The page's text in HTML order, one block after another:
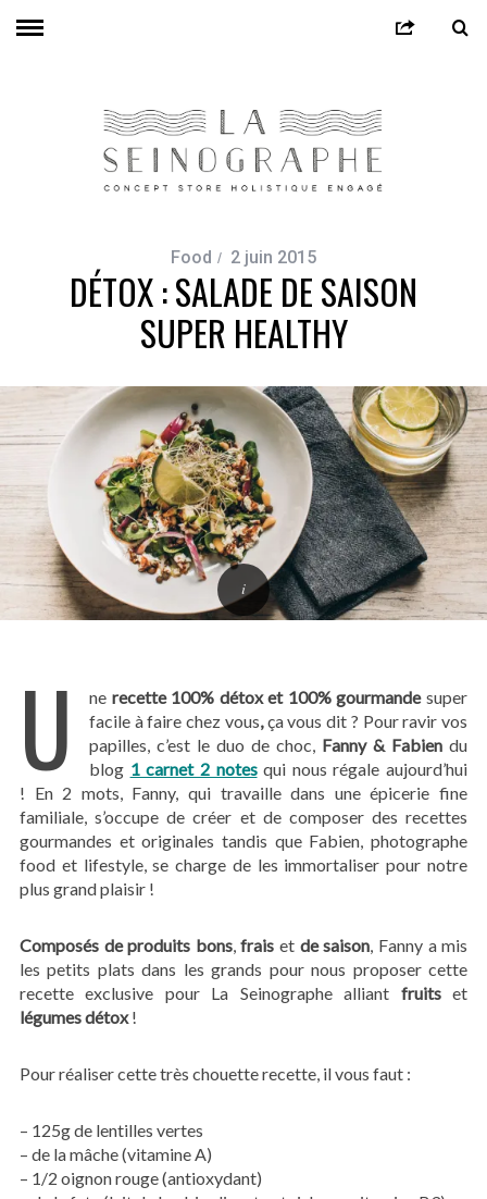
Food 2 juin 2015
DÉTOX : SALADE DE SAISON
SUPER HEALTHY
U ne recette 100% détox et 100% gourmandesuper
facile à faire chez vous,ça vous dit ? Pour ravir vos
papilles, c’est le duo de choc, Fanny & Fabien du
blog 1 carnet 2 notesqui nous régale aujourd’hui
! En 2 mots, Fanny, qui travaille dans une épicerie fine
familiale, s’occupe de créer et de composer des recettes
gourmandes et originales tandis que Fabien, photographe
food et lifestyle, se charge de les immortaliser pour notre
plus grand plaisir !
Composés de produits bons,fraiset de saison, Fanny a mis
les petits plats dans les grands pour nous proposer cette
recette exclusive pour La Seinographe alliant fruitset
légumesdétox!
Pour réaliser cette très chouette recette, il vous faut :
– 125g de lentilles vertes
– de la mâche (vitamine A)
– 1/2 oignon rouge (antioxydant)